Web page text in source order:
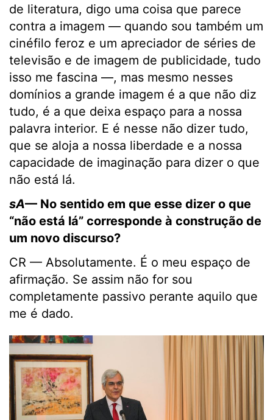
de literatura, digo uma coisa que parece
contra a imagem — quando sou também um
cinéfilo feroz e um apreciador de séries de
televisão e de imagem de publicidade, tudo
isso me fascina —, mas mesmo nesses
domínios a grande imagem é a que não diz
tudo, é a que deixa espaço para a nossa
palavra interior. E é nesse não dizer tudo,
que se aloja a nossa liberdade e a nossa
capacidade de imaginação para dizer o que
não está lá.
sA— No sentido em que esse dizer o que
“não está lá” corresponde à construção de
um novo discurso?
CR — Absolutamente. É o meu espaço de
afirmação. Se assim não for sou
completamente passivo perante aquilo que
me é dado.